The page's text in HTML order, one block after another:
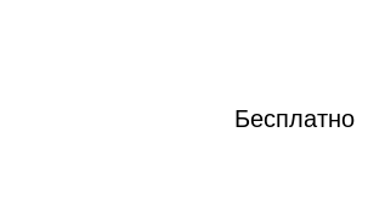
Бесплатно